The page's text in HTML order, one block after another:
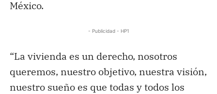
México.
- Publicidad - HP1
“La vivienda es un derecho, nosotros
queremos, nuestro objetivo, nuestra visión,
nuestro sueño es que todas y todos los